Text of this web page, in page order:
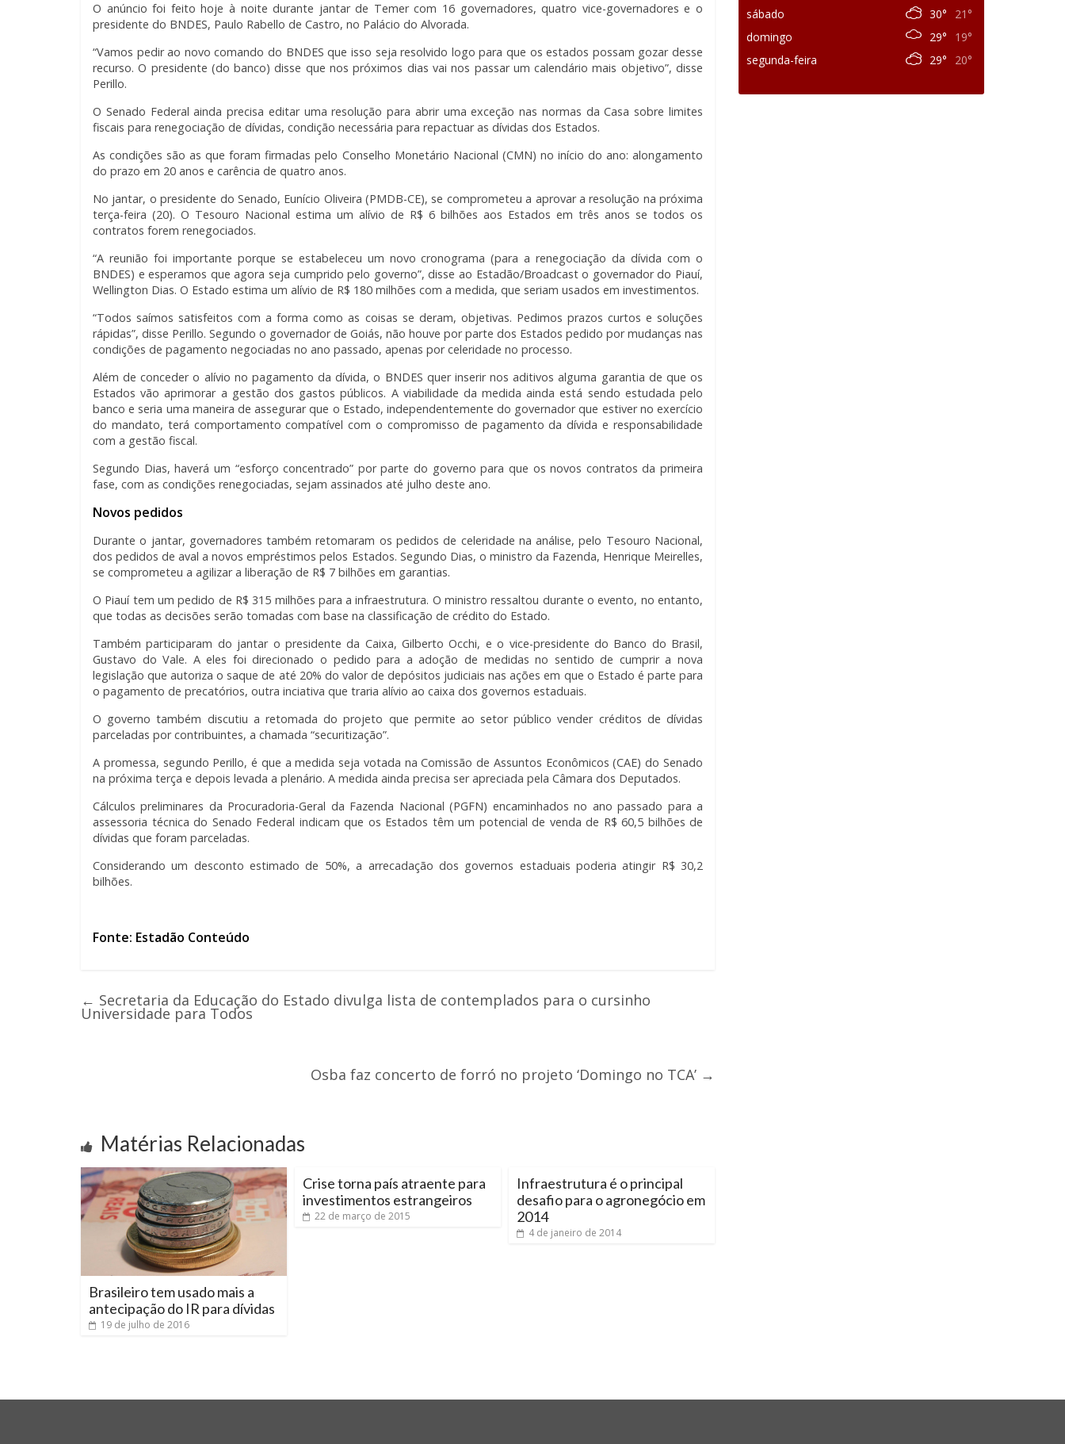
O anúncio foi feito hoje à noite durante jantar de Temer com 16 governadores, quatro vice-governadores e o
presidente do BNDES, Paulo Rabello de Castro, no Palácio do Alvorada.
“Vamos pedir ao novo comando do BNDES que isso seja resolvido logo para que os estados possam gozar desse
recurso. O presidente (do banco) disse que nos próximos dias vai nos passar um calendário mais objetivo”, disse
Perillo.
O Senado Federal ainda precisa editar uma resolução para abrir uma exceção nas normas da Casa sobre limites
fiscais para renegociação de dívidas, condição necessária para repactuar as dívidas dos Estados.
As condições são as que foram firmadas pelo Conselho Monetário Nacional (CMN) no início do ano: alongamento
do prazo em 20 anos e carência de quatro anos.
No jantar, o presidente do Senado, Eunício Oliveira (PMDB-CE), se comprometeu a aprovar a resolução na próxima
terça-feira (20). O Tesouro Nacional estima um alívio de R$ 6 bilhões aos Estados em três anos se todos os
contratos forem renegociados.
“A reunião foi importante porque se estabeleceu um novo cronograma (para a renegociação da dívida com o
BNDES) e esperamos que agora seja cumprido pelo governo”, disse ao Estadão/Broadcast o governador do Piauí,
Wellington Dias. O Estado estima um alívio de R$ 180 milhões com a medida, que seriam usados em investimentos.
“Todos saímos satisfeitos com a forma como as coisas se deram, objetivas. Pedimos prazos curtos e soluções
rápidas”, disse Perillo. Segundo o governador de Goiás, não houve por parte dos Estados pedido por mudanças nas
condições de pagamento negociadas no ano passado, apenas por celeridade no processo.
Além de conceder o alívio no pagamento da dívida, o BNDES quer inserir nos aditivos alguma garantia de que os
Estados vão aprimorar a gestão dos gastos públicos. A viabilidade da medida ainda está sendo estudada pelo
banco e seria uma maneira de assegurar que o Estado, independentemente do governador que estiver no exercício
do mandato, terá comportamento compatível com o compromisso de pagamento da dívida e responsabilidade
com a gestão fiscal.
Segundo Dias, haverá um “esforço concentrado” por parte do governo para que os novos contratos da primeira
fase, com as condições renegociadas, sejam assinados até julho deste ano.
Novos pedidos
Durante o jantar, governadores também retomaram os pedidos de celeridade na análise, pelo Tesouro Nacional,
dos pedidos de aval a novos empréstimos pelos Estados. Segundo Dias, o ministro da Fazenda, Henrique Meirelles,
se comprometeu a agilizar a liberação de R$ 7 bilhões em garantias.
O Piauí tem um pedido de R$ 315 milhões para a infraestrutura. O ministro ressaltou durante o evento, no entanto,
que todas as decisões serão tomadas com base na classificação de crédito do Estado.
Também participaram do jantar o presidente da Caixa, Gilberto Occhi, e o vice-presidente do Banco do Brasil,
Gustavo do Vale. A eles foi direcionado o pedido para a adoção de medidas no sentido de cumprir a nova
legislação que autoriza o saque de até 20% do valor de depósitos judiciais nas ações em que o Estado é parte para
o pagamento de precatórios, outra inciativa que traria alívio ao caixa dos governos estaduais.
O governo também discutiu a retomada do projeto que permite ao setor público vender créditos de dívidas
parceladas por contribuintes, a chamada “securitização”.
A promessa, segundo Perillo, é que a medida seja votada na Comissão de Assuntos Econômicos (CAE) do Senado
na próxima terça e depois levada a plenário. A medida ainda precisa ser apreciada pela Câmara dos Deputados.
Cálculos preliminares da Procuradoria-Geral da Fazenda Nacional (PGFN) encaminhados no ano passado para a
assessoria técnica do Senado Federal indicam que os Estados têm um potencial de venda de R$ 60,5 bilhões de
dívidas que foram parceladas.
Considerando um desconto estimado de 50%, a arrecadação dos governos estaduais poderia atingir R$ 30,2
bilhões.
Fonte: Estadão Conteúdo
← Secretaria da Educação do Estado divulga lista de contemplados para o cursinho
Universidade para Todos
Osba faz concerto de forró no projeto ‘Domingo no TCA’ →
Matérias Relacionadas
Brasileiro tem usado mais a
antecipação do IR para dívidas
19 de julho de 2016
Crise torna país atraente para
investimentos estrangeiros
22 de março de 2015
Infraestrutura é o principal
desafio para o agronegócio em
2014
4 de janeiro de 2014
sábado
30°
21°
domingo
29°
19°
segunda-feira
29° 20°